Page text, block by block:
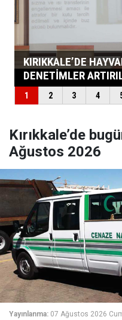
Kırıkkale’de
Ağustos 2026
Yayınlanma: 07 Ağustos 2026